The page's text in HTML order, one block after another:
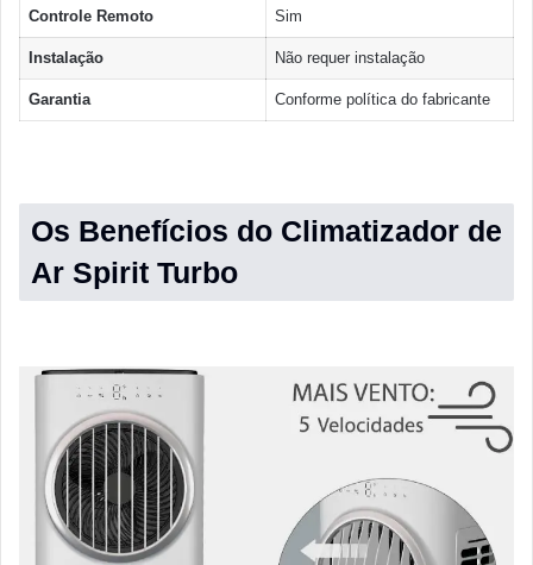
Controle Remoto Sim
Instalação Não requer instalação
Garantia Conforme política do fabricante
Os Benefícios do Climatizador de
Ar Spirit Turbo